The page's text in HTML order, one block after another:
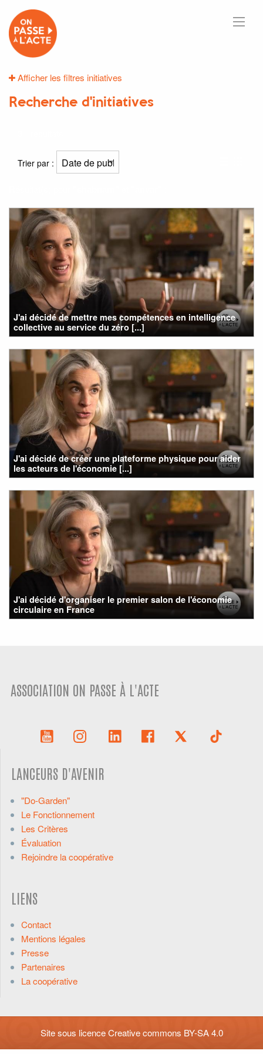
Afficher les filtres initiatives
Recherche d'initiatives
Trier par :
J'ai décidé de mettre mes compétences en intelligence
collective au service du zéro [...]
J'ai décidé de créer une plateforme physique pour aider
les acteurs de l'économie [...]
J'ai décidé d'organiser le premier salon de l'économie
circulaire en France
ASSOCIATION ON PASSE À L'ACTE
LANCEURS D'AVENIR
"Do-Garden"
Le Fonctionnement
Les Critères
Évaluation
Rejoindre la coopérative
LIENS
Contact
Mentions légales
Presse
Partenaires
La coopérative
Site sous licenceCreative commons BY-SA 4.0